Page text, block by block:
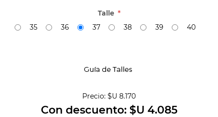
Talle *
35
36 37 38 39 40
Precio: $U 8.170
Con descuento: $U 4.085